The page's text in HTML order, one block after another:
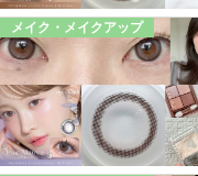
メイク・メイクアップ